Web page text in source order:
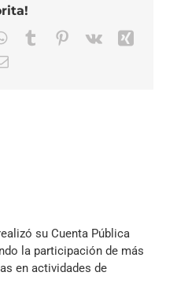
WhatsApp
TumblrPinterest
Vk
Correo
su Cuenta Pública
la participación de más
en actividades de